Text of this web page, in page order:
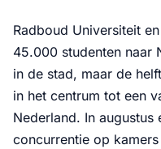
Radboud Universiteit
45.000 studenten naar
in de stad, maar de
in het centrum tot een
Nederland. In augustus
concurrentie op